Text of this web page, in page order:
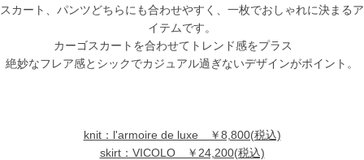
スカート、パンツどちらにも合わせやすく、一枚でおしゃれに決まるア
イテムです。
カーゴスカートを合わせてトレンド感をプラス
絶妙なフレア感とシックでカジュアル過ぎないデザインがポイント。
knit：l'armoire de luxe ￥8,800(税込)
skirt：VICOLO ￥24,200(税込)